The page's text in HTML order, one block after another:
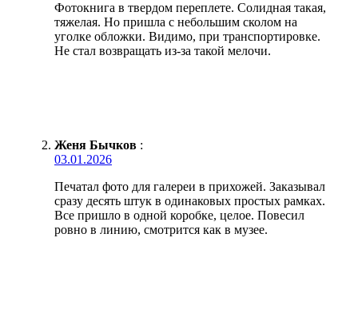
Фотокнига в твердом переплете. Солидная такая,
тяжелая. Но пришла с небольшим сколом на
уголке обложки. Видимо, при транспортировке.
Не стал возвращать из-за такой мелочи.
Женя Бычков :
03.01.2026
Печатал фото для галереи в прихожей. Заказывал
сразу десять штук в одинаковых простых рамках.
Все пришло в одной коробке, целое. Повесил
ровно в линию, смотрится как в музее.